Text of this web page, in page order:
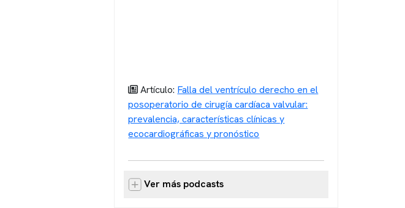
Artículo: Falla del ventrículo derecho en el
posoperatorio de cirugía cardíaca valvular:
prevalencia, características clínicas y
ecocardiográficas y pronóstico
Ver más podcasts